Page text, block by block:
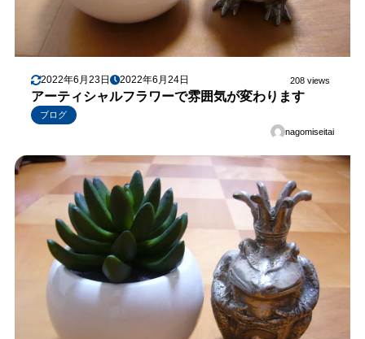
2022年6月23日 2022年6月24日 208 views
アーティシャルフラワーで雰囲気が変わります
ブログ
nagomiseitai